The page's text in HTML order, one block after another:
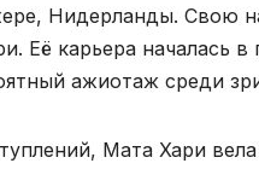
Нидерланды. Свою
Её карьера началась в
ажиотаж среди
Мата Хари